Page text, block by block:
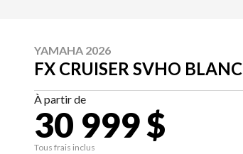
YAMAHA 2026
FX CRUISER SVHO BLANC
À partir de
30 999 $
Tous frais inclus